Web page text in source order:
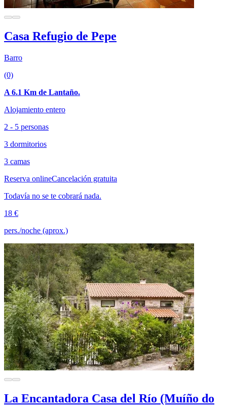
Casa Refugio de Pepe
Barro
(0)
A 6.1 Km de Lantaño.
Alojamiento entero
2 - 5 personas
3 dormitorios
3 camas
Reserva onlineCancelación gratuita
Todavía no se te cobrará nada.
18 €
pers./noche (aprox.)
La Encantadora Casa del Río (Muíño do